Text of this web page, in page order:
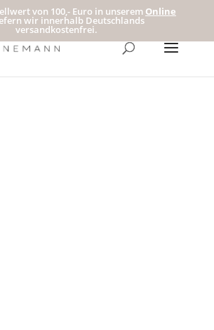
von 100,- Euro in unserem Online
wir innerhalb Deutschlands
versandkostenfrei.